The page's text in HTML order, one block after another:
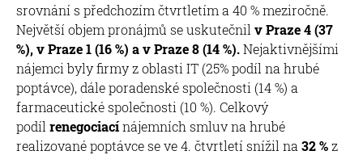
srovnání s předchozím čtvrtletím a 40 % meziročně.
Největší objem pronájmů se uskutečnil v Praze 4 (37
%), v Praze 1 (16 %) a v Praze 8 (14 %).Nejaktivnějšími
nájemci byly firmy z oblasti IT (25% podíl na hrubé
poptávce), dále poradenské společnosti (14 %) a
farmaceutické společnosti (10 %). Celkový
podíl renegociacínájemních smluv na hrubé
realizované poptávce se ve 4. čtvrtletí snížil na 32 %z